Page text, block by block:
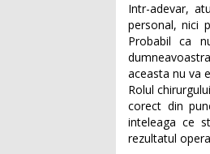
Intr-adevar,
personal, nici
Probabil ca
aceasta nu va
Rolul
corect din
inteleaga ce
rezultatul